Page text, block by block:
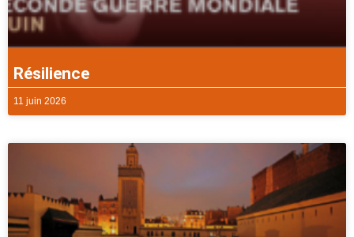
Résilience
11 juin 2026